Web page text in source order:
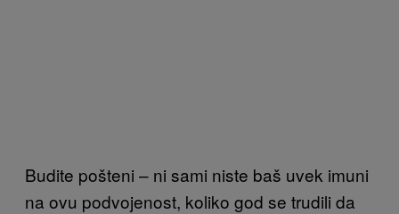
Budite pošteni – ni sami niste baš uvek imuni
na ovu podvojenost, koliko god se trudili da